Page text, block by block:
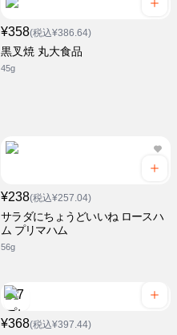
¥358(税込¥386.64)
黒叉焼 丸大食品
45g
¥238(税込¥257.04)
サラダにちょうどいいね ロースハ
ム プリマハム
56g
¥368(税込¥397.44)